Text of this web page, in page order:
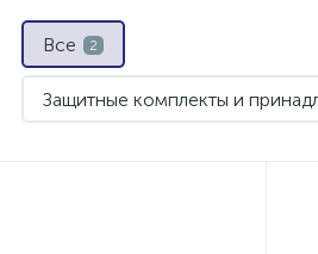
Все 2
Защитные комплекты и